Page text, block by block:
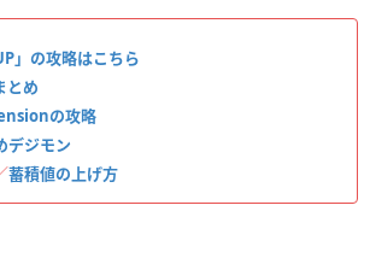
」の攻略はこちら
とめ
の攻略
デジモン
蓄積値の上げ方